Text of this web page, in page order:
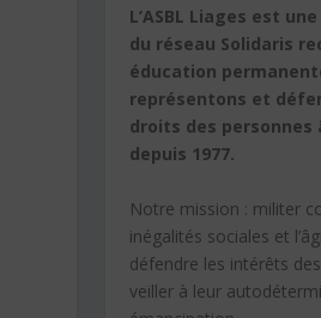
L’ASBL Liages est
du réseau Solidaris
éducation
représentons et
droits des personnes
depuis 1977.
Notre mission : militer
inégalités sociales et
défendre les intérêts
veiller à leur